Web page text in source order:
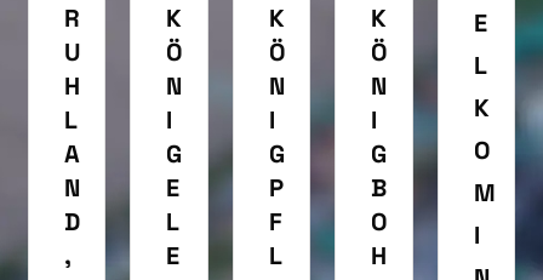
R
U
H
L
A
N
D
,
K
Ö
N
I
G
E
L
E
K
Ö
N
I
G
P
F
L
K
Ö
N
I
G
B
O
H
E
L
K
O
M
I